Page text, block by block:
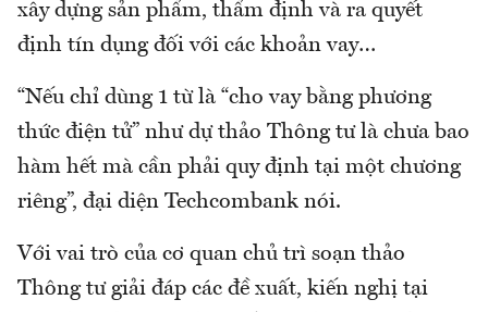
xây dựng sản phẩm, thẩm định và ra quyết
định tín dụng đối với các khoản vay…
“Nếu chỉ dùng 1 từ là “cho vay bằng phương
thức điện tử” như dự thảo Thông tư là chưa bao
hàm hết mà cần phải quy định tại một chương
riêng”, đại diện Techcombank nói.
Với vai trò của cơ quan chủ trì soạn thảo
Thông tư giải đáp các đề xuất, kiến nghị tại